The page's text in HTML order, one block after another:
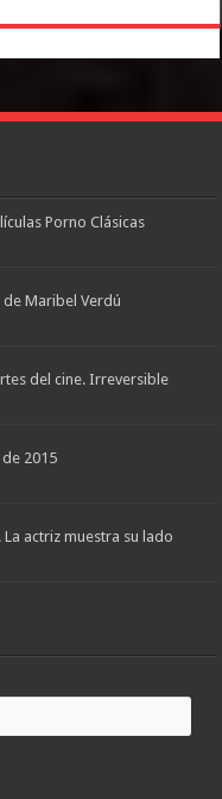
Porno Clásicas
de Maribel Verdú
del cine. Irreversible
de 2015
actriz muestra su lado